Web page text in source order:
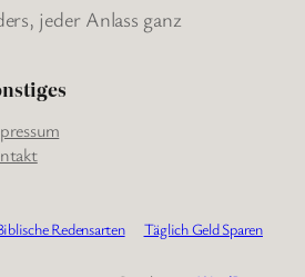
jeder Anlass ganz
Redensarten Täglich Geld Sparen